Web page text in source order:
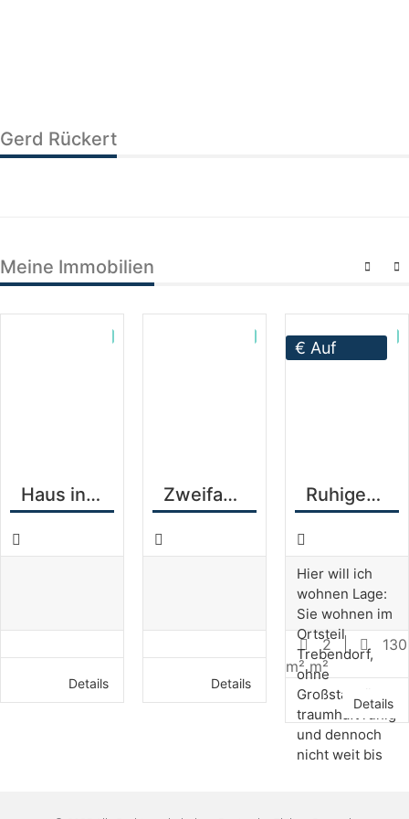
Gerd Rückert
Meine Immobilien
Haus in Lauchhammer
Details
Zweifamilienhaus in Weißwasser
Details
Ruhiges Wohnen am Trebendorfer See
€ Auf
Hier will ich
wohnen Lage:
Sie wohnen im
Ortsteil
Trebendorf,
ohne
Großstadtlärm,
traumhaft ruhig
und dennoch
nicht weit bis
Spremberg.
2
130
m² m²
Details